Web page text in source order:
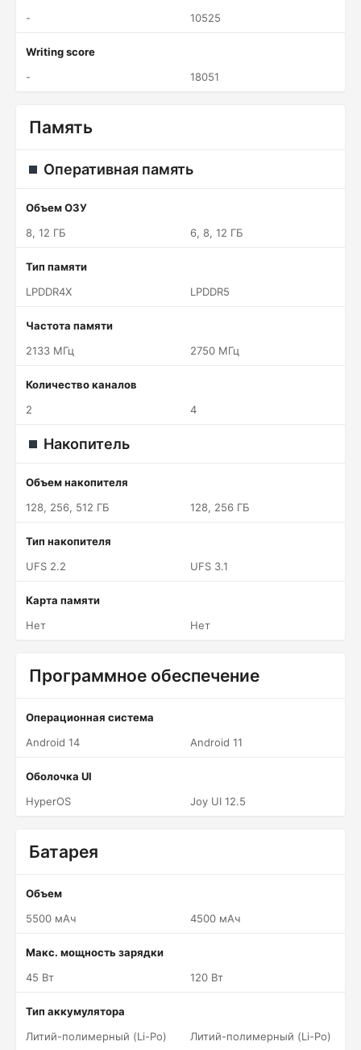
-
10525
Writing score
-
18051
Память
Оперативная память
Объем ОЗУ
8, 12 ГБ
6, 8, 12 ГБ
Тип памяти
LPDDR4X
LPDDR5
Частота памяти
2133 МГц
2750 МГц
Количество каналов
2
4
Накопитель
Объем накопителя
128, 256, 512 ГБ
128, 256 ГБ
Тип накопителя
UFS 2.2
UFS 3.1
Карта памяти
Нет
Нет
Программное обеспечение
Операционная система
Android 14
Android 11
Оболочка UI
HyperOS
Joy UI 12.5
Батарея
Объем
5500 мАч
4500 мАч
Макс. мощность зарядки
45 Вт
120 Вт
Тип аккумулятора
Литий-полимерный (Li-Po)
Литий-полимерный (Li-Po)